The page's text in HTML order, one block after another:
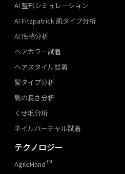
AI 整形シミュレーション
AI Fitzpatrick 肌タイプ分析
AI 性格分析
ヘアカラー試着
ヘアスタイル試着
髪タイプ分析
髪の長さ分析
くせ毛分析
ネイルバーチャル試着
テクノロジー
AgileHandTM